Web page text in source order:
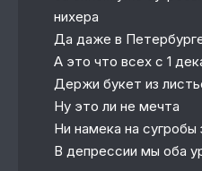
нихера
Да даже в
А это что всех с 1
Держи букет из
Ну это ли не мечта
Ни намека на сугробы
В депрессии мы оба